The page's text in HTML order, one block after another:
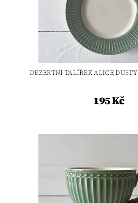
DEZERTNÍ TALÍŘEK ALICE
195 Kč